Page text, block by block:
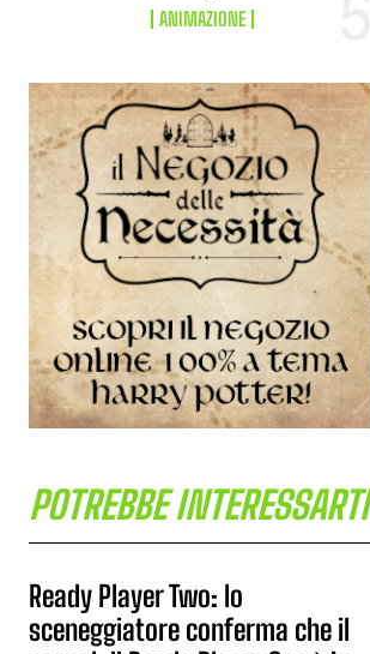
ANIMAZIONE
POTREBBE INTERESSARTI
Ready Player Two: lo
sceneggiatore conferma che il